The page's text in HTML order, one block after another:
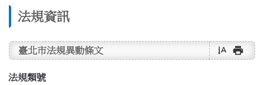
法規資訊
臺北市法規異動條文 text_rotate_vertical print
法規類號